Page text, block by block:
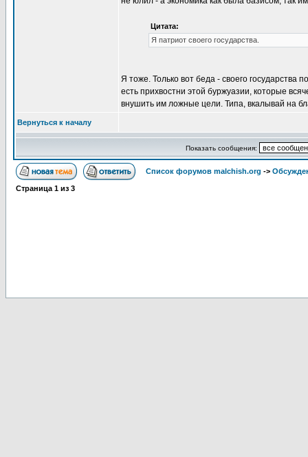
Цитата:
Я патриот своего государства.
Я тоже. Только вот беда - своего государства
есть прихвостни этой буржуазии, которые
внушить им ложные цели. Типа, вкалывай на
Вернуться к началу
Показать сообщения:
Список форумов malchish.org ->
Страница 1 из 3